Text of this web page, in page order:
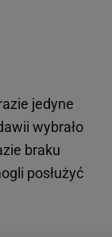
jedyne
wybrało
braku
posłużyć